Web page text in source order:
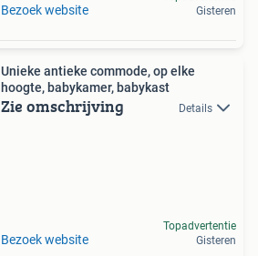
Bezoek website
Gisteren
Unieke antieke commode, op elke
hoogte, babykamer, babykast
Zie omschrijving Details
Bezoek website
Topadvertentie
Gisteren